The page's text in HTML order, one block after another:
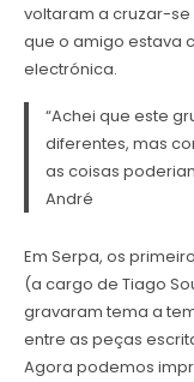
voltaram a cruzar-se
que o amigo estava
electrónica.
“Achei que este
diferentes, mas
as coisas
André
Em Serpa, os
(a cargo de Tiago
gravaram tema a
entre as peças
Agora podemos